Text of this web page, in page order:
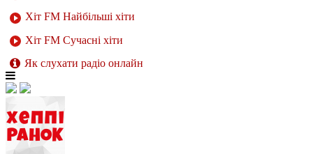
Хіт FM Найбільші хіти
Хіт FM Сучасні хіти
Як слухати радіо онлайн